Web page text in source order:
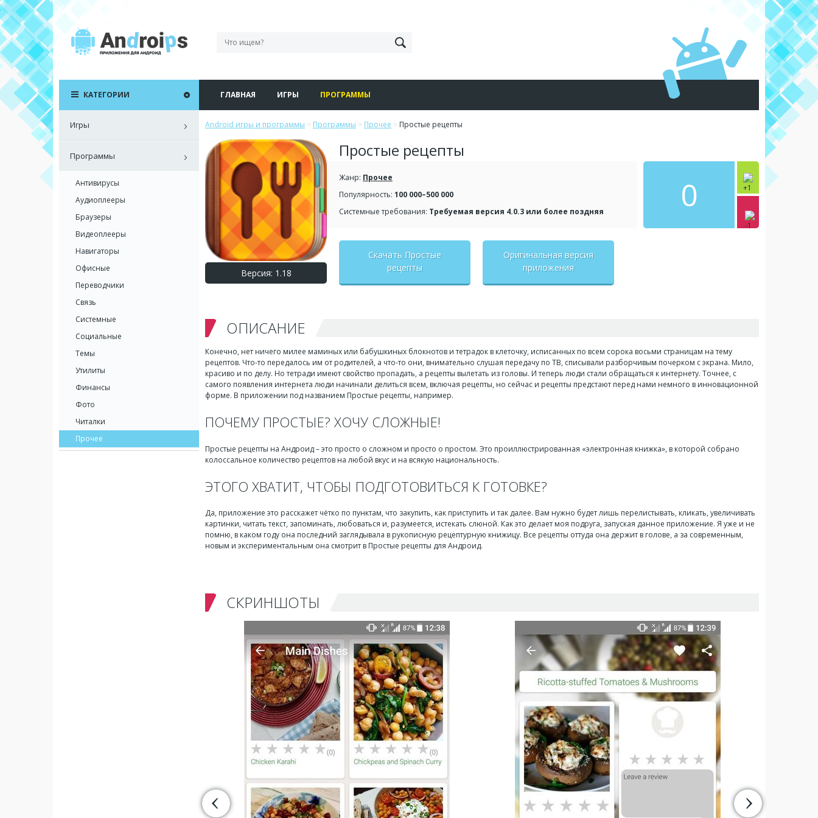
ГЛАВНАЯ ИГРЫ ПРОГРАММЫ
Android игры и программы > Программы > Прочее > Простые рецепты
Версия: 1.18
Простые рецепты
0
Жанр: Прочее
Популярность: 100 000–500 000
Системные требования: Требуемая версия 4.0.3 или более поздняя
Скачать Простые
рецепты
Оригинальная версия
приложения
ОПИСАНИЕ
Конечно, нет ничего милее маминых или бабушкиных блокнотов и тетрадок в клеточку, исписанных по всем сорока восьми страницам на тему
рецептов. Что-то передалось им от родителей, а что-то они, внимательно слушая передачу по ТВ, списывали разборчивым почерком с экрана. Мило,
красиво и по делу. Но тетради имеют свойство пропадать, а рецепты вылетать из головы. И теперь люди стали обращаться к интернету. Точнее, с
самого появления интернета люди начинали делиться всем, включая рецепты, но сейчас и рецепты предстают перед нами немного в инновационной
форме. В приложении под названием Простые рецепты, например.
ПОЧЕМУ ПРОСТЫЕ? ХОЧУ СЛОЖНЫЕ!
Простые рецепты на Андроид – это просто о сложном и просто о простом. Это проиллюстрированная «электронная книжка», в которой собрано
колоссальное количество рецептов на любой вкус и на всякую национальность.
ЭТОГО ХВАТИТ, ЧТОБЫ ПОДГОТОВИТЬСЯ К ГОТОВКЕ?
Да, приложение это расскажет чётко по пунктам, что закупить, как приступить и так далее. Вам нужно будет лишь перелистывать, кликать, увеличивать
картинки, читать текст, запоминать, любоваться и, разумеется, истекать слюной. Как это делает моя подруга, запуская данное приложение. Я уже и не
помню, в каком году она последний заглядывала в рукописную рецептурную книжицу. Все рецепты оттуда она держит в голове, а за современным,
новым и экспериментальным она смотрит в Простые рецепты для Андроид.
СКРИНШОТЫ
КАТЕГОРИИ
Игры
Программы
Антивирусы
Аудиоплееры
Браузеры
Видеоплееры
Навигаторы
Офисные
Переводчики
Связь
Системные
Социальные
Темы
Утилиты
Финансы
Фото
Читалки
Прочее